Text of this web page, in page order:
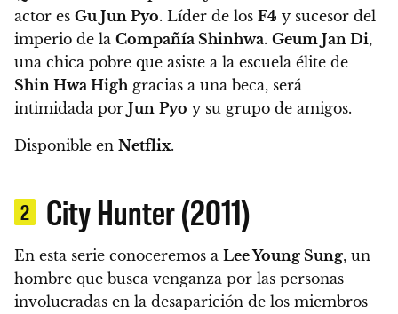
actor es Gu Jun Pyo. Líder de los F4 y sucesor del
imperio de la Compañía Shinhwa. Geum Jan Di,
una chica pobre que asiste a la escuela élite de
Shin Hwa Highgracias a una beca, será
intimidada por Jun Pyo y su grupo de amigos.
Disponible en Netflix.
2 City Hunter (2011)
En esta serie conoceremos a Lee Young Sung, un
hombre que busca venganza por las personas
involucradas en la desaparición de los miembros